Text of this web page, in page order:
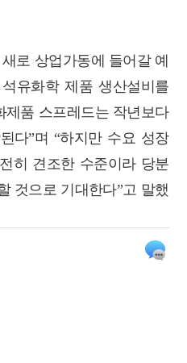
로 상업가동에 들어갈 예
유화학 제품 생산설비를
제품 스프레드는 작년보다
다”며 “하지만 수요 성장
히 견조한 수준이라 당분
것으로 기대한다”고 말했